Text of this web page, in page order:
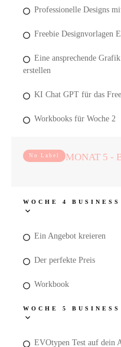
Professionelle Designs
Freebie Designvorlagen
Eine ansprechende
erstellen
KI Chat GPT für das
Workbooks für Woche 2
No Label MONAT 5 -
WOCHE 4 BUSINESS
Ein Angebot kreieren
Der perfekte Preis
Workbook
WOCHE 5 BUSINESS
EVOtypen Test auf dein